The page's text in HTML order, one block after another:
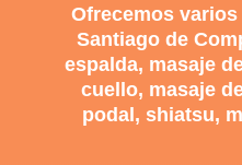
Ofrecemos
Santiago de
espalda, masaje
cuello, masaje
podal , shiatsu,